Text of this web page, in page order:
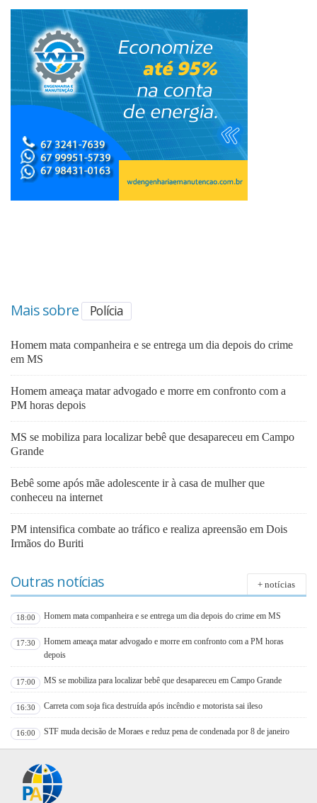
Mais sobre Polícia
Homem mata companheira e se entrega um dia depois do crime
em MS
Homem ameaça matar advogado e morre em confronto com a
PM horas depois
MS se mobiliza para localizar bebê que desapareceu em Campo
Grande
Bebê some após mãe adolescente ir à casa de mulher que
conheceu na internet
PM intensifica combate ao tráfico e realiza apreensão em Dois
Irmãos do Buriti
Outras notícias + notícias
18:00 Homem mata companheira e se entrega um dia depois do crime em MS
17:30
Homem ameaça matar advogado e morre em confronto com a PM horas
depois
17:00 MS se mobiliza para localizar bebê que desapareceu em Campo Grande
16:30 Carreta com soja fica destruída após incêndio e motorista sai ileso
16:00 STF muda decisão de Moraes e reduz pena de condenada por 8 de janeiro